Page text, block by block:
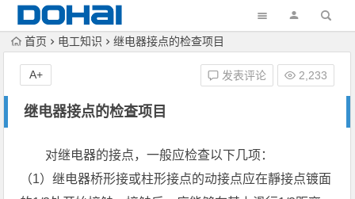
首页 电工知识 继电器接点的检查项目
继电器接点的检查项目
发表评论 2,233
A+
对继电器的接点，一般应检查以下几项：
（1）继电器桥形接或柱形接点的动接点应在靜接点镀面